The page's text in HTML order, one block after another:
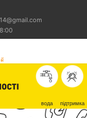
вода підтримка